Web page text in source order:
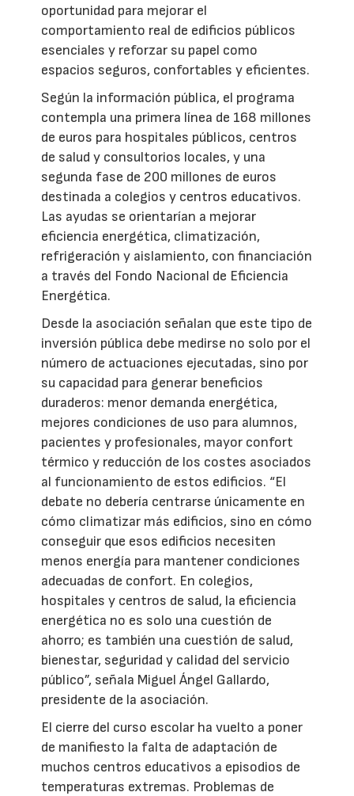
oportunidad para mejorar el
comportamiento real de edificios públicos
esenciales y reforzar su papel como
espacios seguros, confortables y eficientes.
Según la información pública, el programa
contempla una primera línea de 168 millones
de euros para hospitales públicos, centros
de salud y consultorios locales, y una
segunda fase de 200 millones de euros
destinada a colegios y centros educativos.
Las ayudas se orientarían a mejorar
eficiencia energética, climatización,
refrigeración y aislamiento, con financiación
a través del Fondo Nacional de Eficiencia
Energética.
Desde la asociación señalan que este tipo de
inversión pública debe medirse no solo por el
número de actuaciones ejecutadas, sino por
su capacidad para generar beneficios
duraderos: menor demanda energética,
mejores condiciones de uso para alumnos,
pacientes y profesionales, mayor confort
térmico y reducción de los costes asociados
al funcionamiento de estos edificios. “El
debate no debería centrarse únicamente en
cómo climatizar más edificios, sino en cómo
conseguir que esos edificios necesiten
menos energía para mantener condiciones
adecuadas de confort. En colegios,
hospitales y centros de salud, la eficiencia
energética no es solo una cuestión de
ahorro; es también una cuestión de salud,
bienestar, seguridad y calidad del servicio
público”, señala Miguel Ángel Gallardo,
presidente de la asociación.
El cierre del curso escolar ha vuelto a poner
de manifiesto la falta de adaptación de
muchos centros educativos a episodios de
temperaturas extremas. Problemas de